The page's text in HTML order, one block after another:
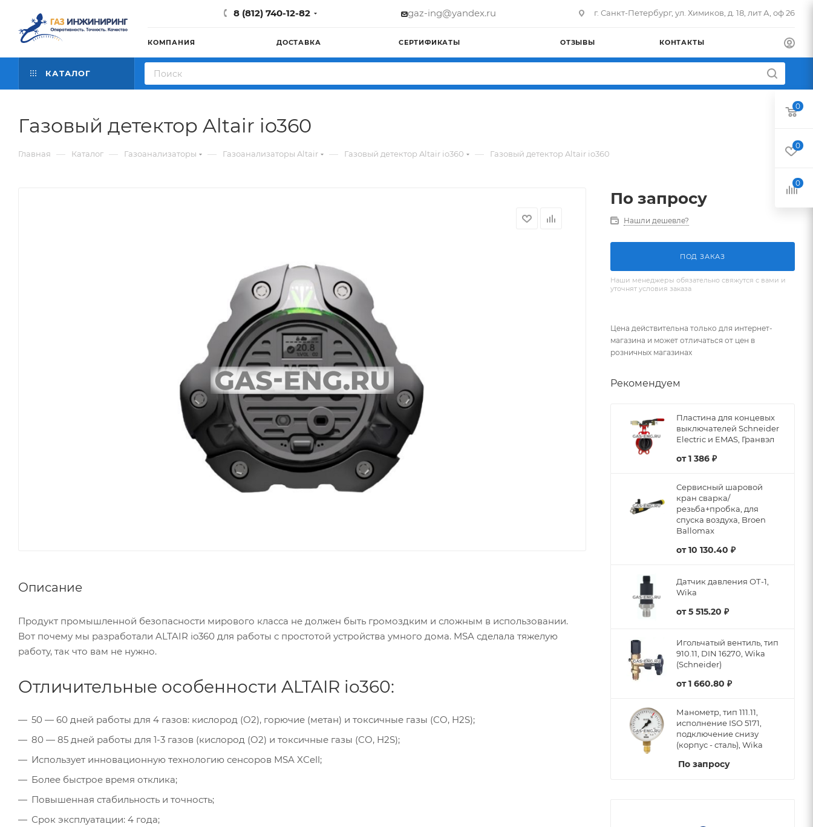
8 (812) 740-12-82 gaz-ing@yandex.ru г. Санкт-Петербург, ул. Химиков, д. 18, лит А, оф 26
КОМПАНИЯ ДОСТАВКА СЕРТИФИКАТЫ ОТЗЫВЫ КОНТАКТЫ
КАТАЛОГ
Газовый детектор Altair io360
Главная — Каталог — Газоанализаторы — Газоанализаторы Altair — Газовый детектор Altair io360 — Газовый детектор Altair io360
Описание
Продукт промышленной безопасности мирового класса не должен быть громоздким и сложным в использовании.
Вот почему мы разработали ALTAIR io360 для работы с простотой устройства умного дома. MSA сделала тяжелую
работу, так что вам не нужно.
Отличительные особенности ALTAIR io360:
50 — 60 дней работы для 4 газов: кислород (O2), горючие (метан) и токсичные газы (CO, H2S);
80 — 85 дней работы для 1-3 газов (кислород (O2) и токсичные газы (CO, H2S);
Использует инновационную технологию сенсоров MSA XCell;
Более быстрое время отклика;
Повышенная стабильность и точность;
Срок эксплуатации: 4 года;
По запросу
Нашли дешевле?
ПОД ЗАКАЗ
Наши менеджеры обязательно свяжутся с вами и
уточнят условия заказа
Цена действительна только для интернет-
магазина и может отличаться от цен в
розничных магазинах
Рекомендуем
Пластина для концевых
выключателей Schneider
Electric и EMAS, Гранвэл
от1 386 ₽
Сервисный шаровой
кран сварка/
резьба+пробка, для
спуска воздуха, Broen
Ballomax
от10 130.40 ₽
Датчик давления ОТ-1,
Wika
от5 515.20 ₽
Игольчатый вентиль, тип
910.11, DIN 16270, Wika
(Schneider)
от1 660.80 ₽
Манометр, тип 111.11,
исполнение ISO 5171,
подключение снизу
(корпус - сталь), Wika
По запросу
0
0
0